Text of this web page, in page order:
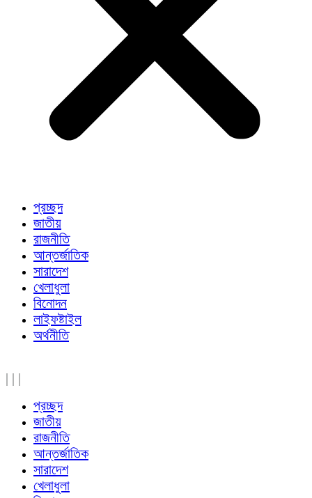
প্রচ্ছদ
জাতীয়
রাজনীতি
আন্তর্জাতিক
সারাদেশ
খেলাধুলা
বিনোদন
লাইফষ্টাইল
অর্থনীতি
| | |
প্রচ্ছদ
জাতীয়
রাজনীতি
আন্তর্জাতিক
সারাদেশ
খেলাধুলা